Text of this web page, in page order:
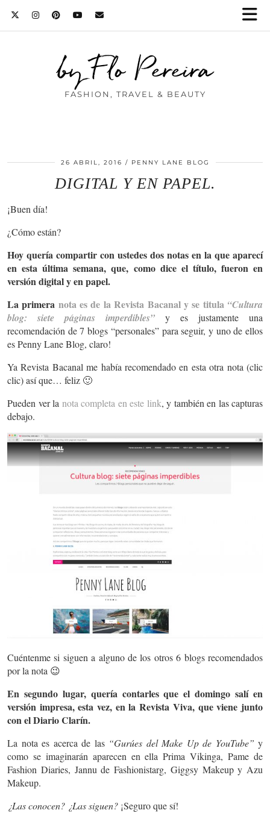
by Flo Pereira
FASHION, TRAVEL & BEAUTY
26 ABRIL, 2016 PENNY LANE BLOG
DIGITAL Y EN PAPEL.
¡Buen día!
¿Cómo están?
Hoy quería compartir con ustedes dos notas en la que aparecí
en esta última semana, que, como dice el título, fueron en
versión digital y en papel.
La primera nota es de la Revista Bacanal y se titula “Cultura
blog: siete páginas imperdibles” y es justamente una
recomendación de 7 blogs “personales” para seguir, y uno de ellos
es Penny Lane Blog, claro!
Ya Revista Bacanal me había recomendado en esta otra nota (clic
clic) así que… feliz 🙂
Pueden ver la nota completa en este link, y también en las capturas
debajo.
Cuéntenme si siguen a alguno de los otros 6 blogs recomendados
por la nota 😉
En segundo lugar, quería contarles que el domingo salí en
versión impresa, esta vez, en la Revista Viva, que viene junto
con el Diario Clarín.
La nota es acerca de las “Gurúes del Make Up de YouTube” y
como se imaginarán aparecen en ella Prima Vikinga, Pame de
Fashion Diaries, Jannu de Fashionistarg, Giggsy Makeup y Azu
Makeup.
¿Las conocen? ¿Las siguen? ¡Seguro que sí!